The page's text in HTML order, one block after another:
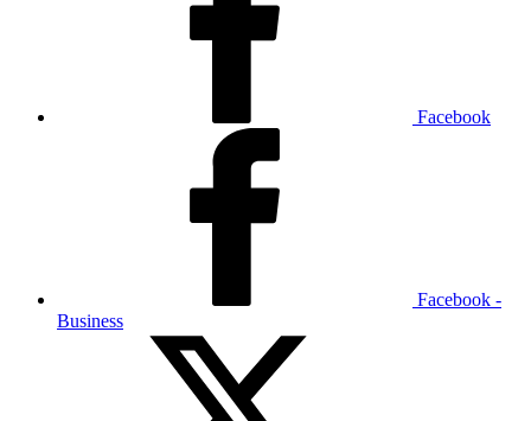
Facebook
Facebook -
Business